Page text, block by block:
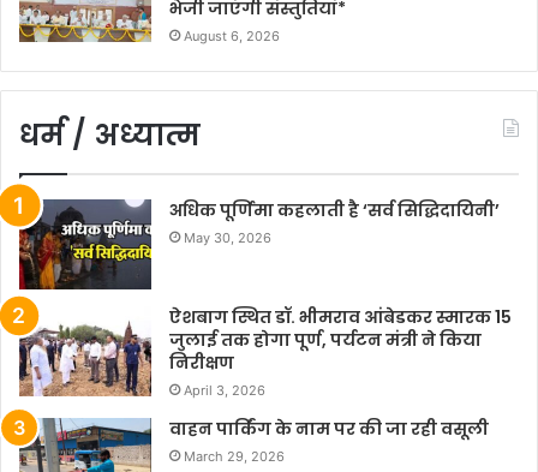
भेजी जाएंगी संस्तुतियां*
August 6, 2026
धर्म / अध्यात्म
अधिक पूर्णिमा कहलाती है ‘सर्व सिद्धिदायिनी’
May 30, 2026
ऐशबाग स्थित डॉ. भीमराव आंबेडकर स्मारक 15
जुलाई तक होगा पूर्ण, पर्यटन मंत्री ने किया
निरीक्षण
April 3, 2026
वाहन पार्किंग के नाम पर की जा रही वसूली
March 29, 2026